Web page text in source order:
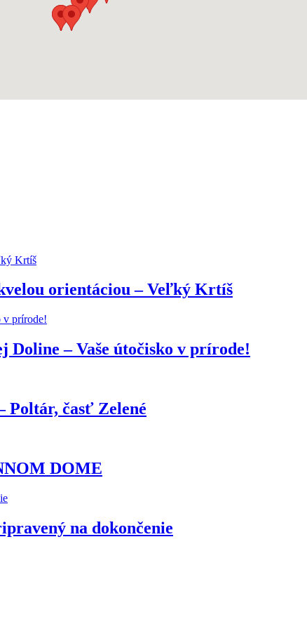
orientáciou – Veľký Krtíš
Doline – Vaše útočisko v prírode!
Poltár, časť Zelené
DOME
na dokončenie